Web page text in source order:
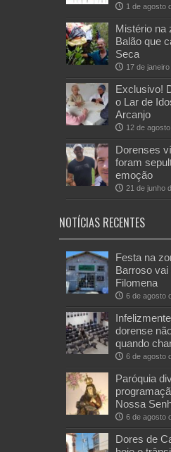
1 de agosto
Mistério na
Balão que
Seca
17 de
Exclusivo!
o Lar de
Arcanjo
12 de
Dorenses
foram
emoção
21 de junho
NOTÍCIAS RECENTES
Festa na
Barroso
Filomena
6 de agosto
dorense
quando
6 de agosto
Paróquia
Nossa
6 de agosto
Dores de